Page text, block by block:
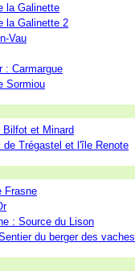
la Galinette
la Galinette 2
Vau
: Carmargue
Sormiou
et Minard
Trégastel et l'île Renote
Frasne
: Source du Lison
du berger des vaches